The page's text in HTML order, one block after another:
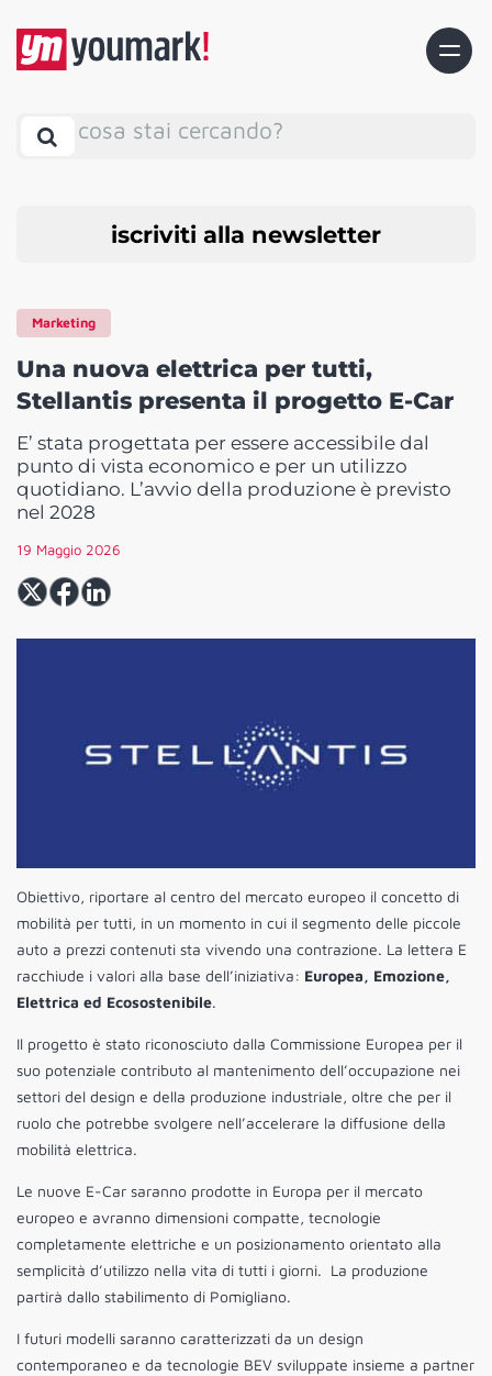
cosa stai cercando?
iscriviti alla newsletter
Marketing
Una nuova elettrica per tutti,
Stellantis presenta il progetto E-Car
E’ stata progettata per essere accessibile dal
punto di vista economico e per un utilizzo
quotidiano. L’avvio della produzione è previsto
nel 2028
19 Maggio 2026
Obiettivo, riportare al centro del mercato europeo il concetto di
mobilità per tutti, in un momento in cui il segmento delle piccole
auto a prezzi contenuti sta vivendo una contrazione. La lettera E
racchiude i valori alla base dell’iniziativa: Europea, Emozione,
Elettrica ed Ecosostenibile.
Il progetto è stato riconosciuto dalla Commissione Europea per il
suo potenziale contributo al mantenimento dell’occupazione nei
settori del design e della produzione industriale, oltre che per il
ruolo che potrebbe svolgere nell’accelerare la diffusione della
mobilità elettrica.
Le nuove E-Car saranno prodotte in Europa per il mercato
europeo e avranno dimensioni compatte, tecnologie
completamente elettriche e un posizionamento orientato alla
semplicità d’utilizzo nella vita di tutti i giorni. La produzione
partirà dallo stabilimento di Pomigliano.
I futuri modelli saranno caratterizzati da un design
contemporaneo e da tecnologie BEV sviluppate insieme a partner